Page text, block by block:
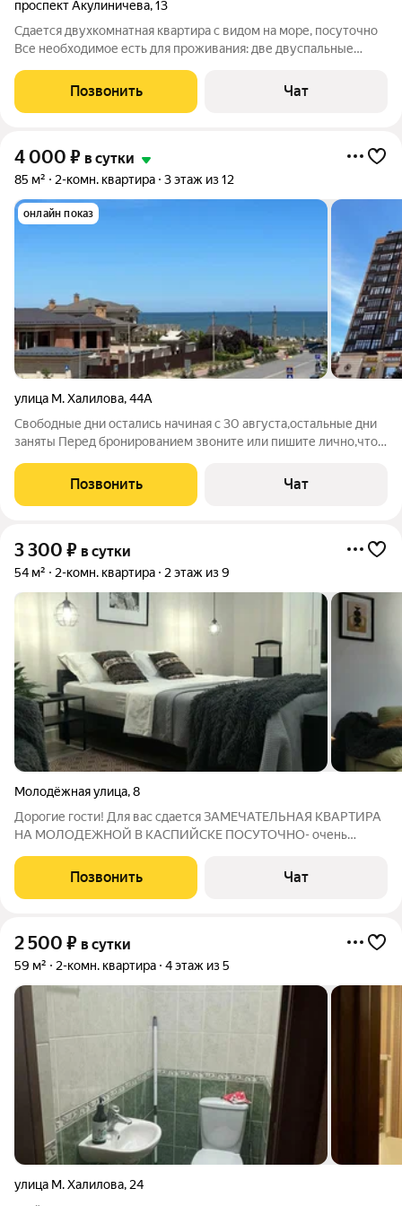
проспект Акулиничева,13
Сдается двухкомнатная квартира с видом на море, посуточно
Все необходимое есть для проживания: две двуспальные
телевизор , кухонный гарнитур, стиральная машина,
холодильник, микроволновка, wi-fi, Эл
Позвонить Чат
4 000 ₽ в сутки
85 м² 2-комн. квартира 3 этаж из 12
онлайн показ
улица М. Халилова,44А
Свободные дни остались начиная с 30 августа,остальные дни
заняты Перед бронированием звоните или пишите лично,что
двухкомнатная, элитная квартира в самом центре Каспийска,у
моря( минута
Позвонить Чат
3 300 ₽ в сутки
54 м² 2-комн. квартира 2 этаж из 9
Молодёжная улица,8
Дорогие гости! Для вас сдается ЗАМЕЧАТЕЛЬНАЯ КВАРТИРА
НА МОЛОДЕЖНОЙ В КАСПИЙСКЕ ПОСУТОЧНО- очень
нашли то, что искали! Уютная ,чистая, стильная квартира в
хорошем,элитном доме, с закрытым двором ,
Позвонить Чат
2 500 ₽ в сутки
59 м² 2-комн. квартира 4 этаж из 5
улица М. Халилова, 24